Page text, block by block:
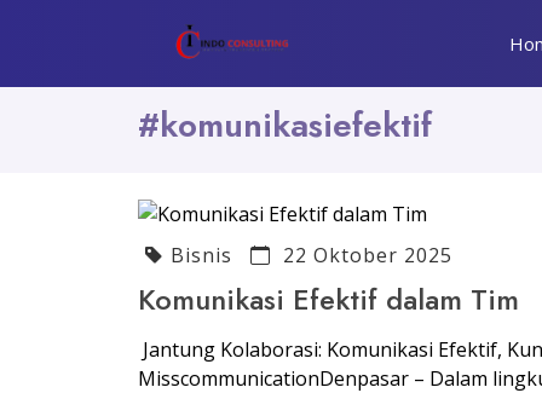
#komunikasiefektif
Bisnis 22 Oktober 2025
Komunikasi Efektif dalam Tim
Jantung Kolaborasi: Komunikasi Efektif,
MisscommunicationDenpasar – Dalam